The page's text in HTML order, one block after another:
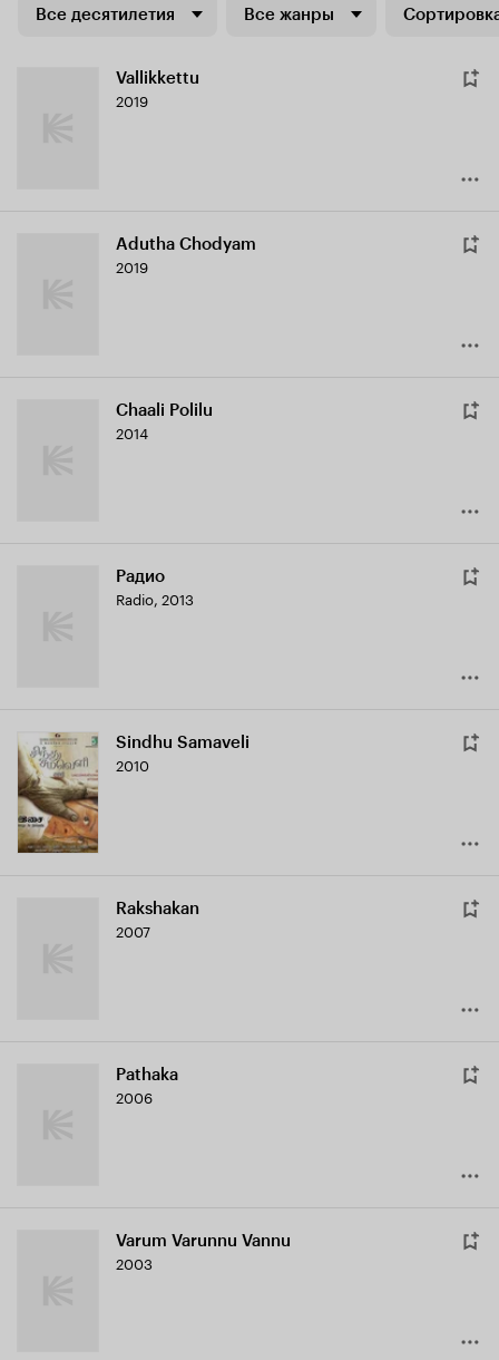
Все десятилетия Все жанры
Vallikkettu
2019
Adutha Chodyam
2019
Chaali Polilu
2014
Радио
Radio, 2013
Sindhu Samaveli
2010
Rakshakan
2007
Pathaka
2006
Varum Varunnu Vannu
2003